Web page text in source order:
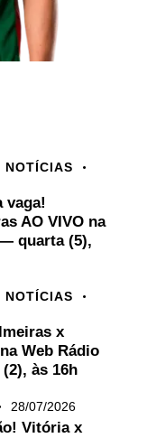
NOTÍCIAS
vaga!
AO VIVO na
quarta (5),
NOTÍCIAS
x
Web Rádio
às 16h
28/07/2026
Vitória x